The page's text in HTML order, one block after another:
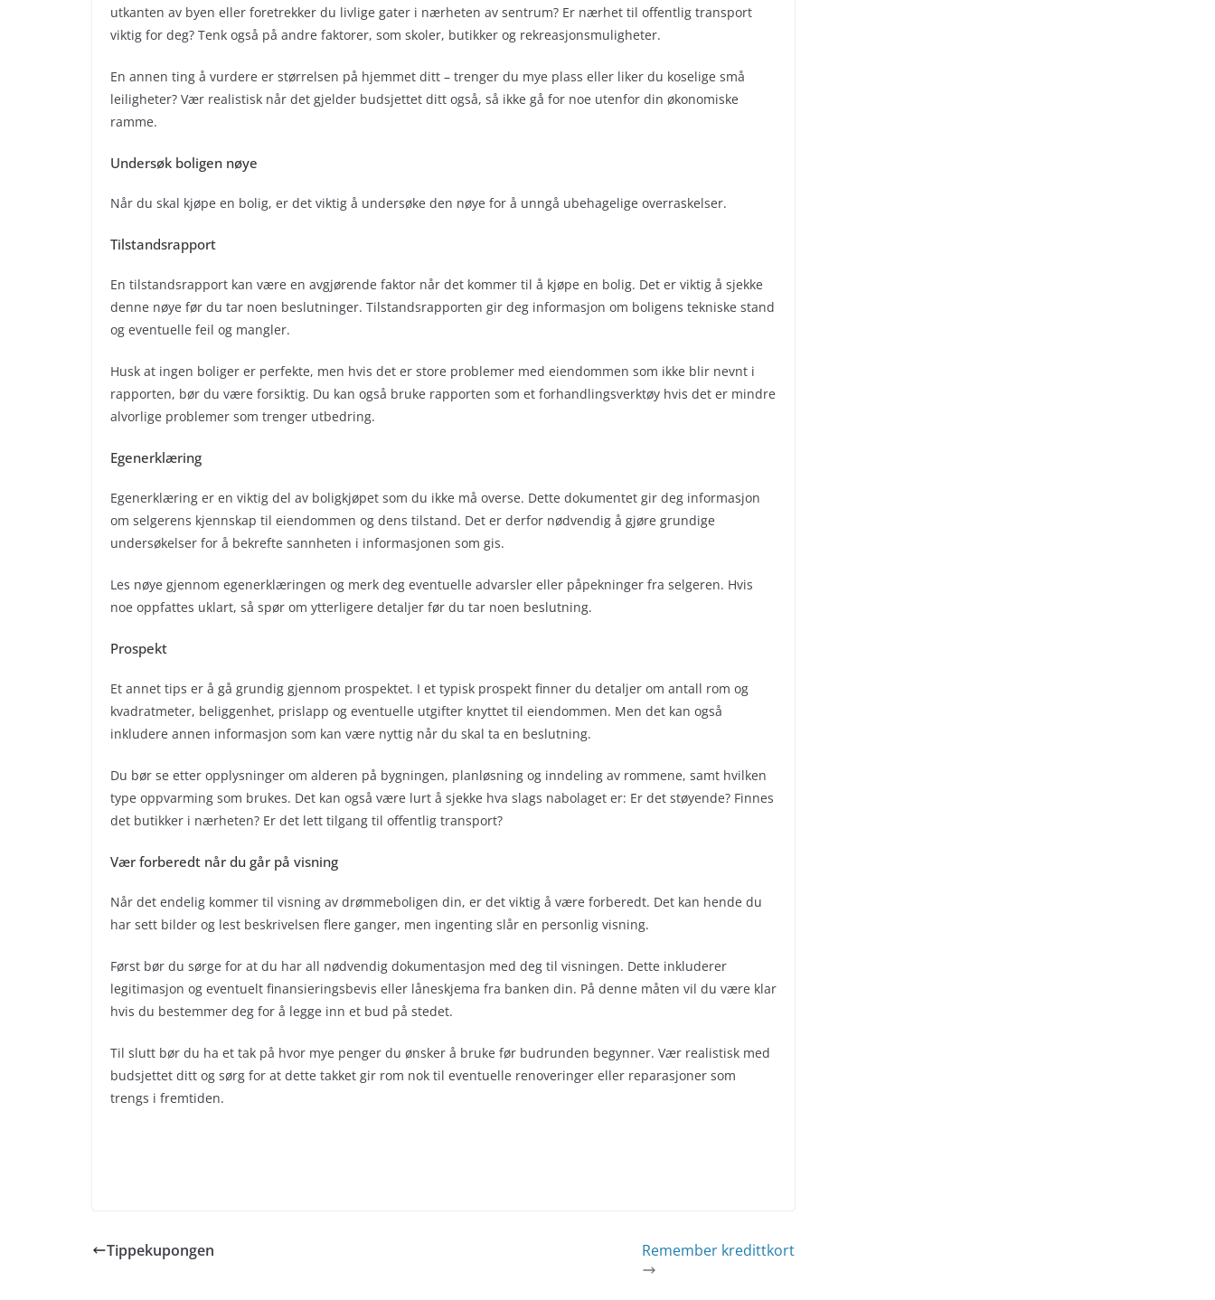
utkanten av byen eller foretrekker du livlige gater i nærheten av sentrum? Er nærhet til offentlig transport
viktig for deg? Tenk også på andre faktorer, som skoler, butikker og rekreasjonsmuligheter.
En annen ting å vurdere er størrelsen på hjemmet ditt – trenger du mye plass eller liker du koselige små
leiligheter? Vær realistisk når det gjelder budsjettet ditt også, så ikke gå for noe utenfor din økonomiske
ramme.
Undersøk boligen nøye
Når du skal kjøpe en bolig, er det viktig å undersøke den nøye for å unngå ubehagelige overraskelser.
Tilstandsrapport
En tilstandsrapport kan være en avgjørende faktor når det kommer til å kjøpe en bolig. Det er viktig å sjekke
denne nøye før du tar noen beslutninger. Tilstandsrapporten gir deg informasjon om boligens tekniske stand
og eventuelle feil og mangler.
Husk at ingen boliger er perfekte, men hvis det er store problemer med eiendommen som ikke blir nevnt i
rapporten, bør du være forsiktig. Du kan også bruke rapporten som et forhandlingsverktøy hvis det er mindre
alvorlige problemer som trenger utbedring.
Egenerklæring
Egenerklæring er en viktig del av boligkjøpet som du ikke må overse. Dette dokumentet gir deg informasjon
om selgerens kjennskap til eiendommen og dens tilstand. Det er derfor nødvendig å gjøre grundige
undersøkelser for å bekrefte sannheten i informasjonen som gis.
Les nøye gjennom egenerklæringen og merk deg eventuelle advarsler eller påpekninger fra selgeren. Hvis
noe oppfattes uklart, så spør om ytterligere detaljer før du tar noen beslutning.
Prospekt
Et annet tips er å gå grundig gjennom prospektet. I et typisk prospekt finner du detaljer om antall rom og
kvadratmeter, beliggenhet, prislapp og eventuelle utgifter knyttet til eiendommen. Men det kan også
inkludere annen informasjon som kan være nyttig når du skal ta en beslutning.
Du bør se etter opplysninger om alderen på bygningen, planløsning og inndeling av rommene, samt hvilken
type oppvarming som brukes. Det kan også være lurt å sjekke hva slags nabolaget er: Er det støyende? Finnes
det butikker i nærheten? Er det lett tilgang til offentlig transport?
Vær forberedt når du går på visning
Når det endelig kommer til visning av drømmeboligen din, er det viktig å være forberedt. Det kan hende du
har sett bilder og lest beskrivelsen flere ganger, men ingenting slår en personlig visning.
Først bør du sørge for at du har all nødvendig dokumentasjon med deg til visningen. Dette inkluderer
legitimasjon og eventuelt finansieringsbevis eller låneskjema fra banken din. På denne måten vil du være klar
hvis du bestemmer deg for å legge inn et bud på stedet.
Til slutt bør du ha et tak på hvor mye penger du ønsker å bruke før budrunden begynner. Vær realistisk med
budsjettet ditt og sørg for at dette takket gir rom nok til eventuelle renoveringer eller reparasjoner som
trengs i fremtiden.
Tippekupongen Remember kredittkort